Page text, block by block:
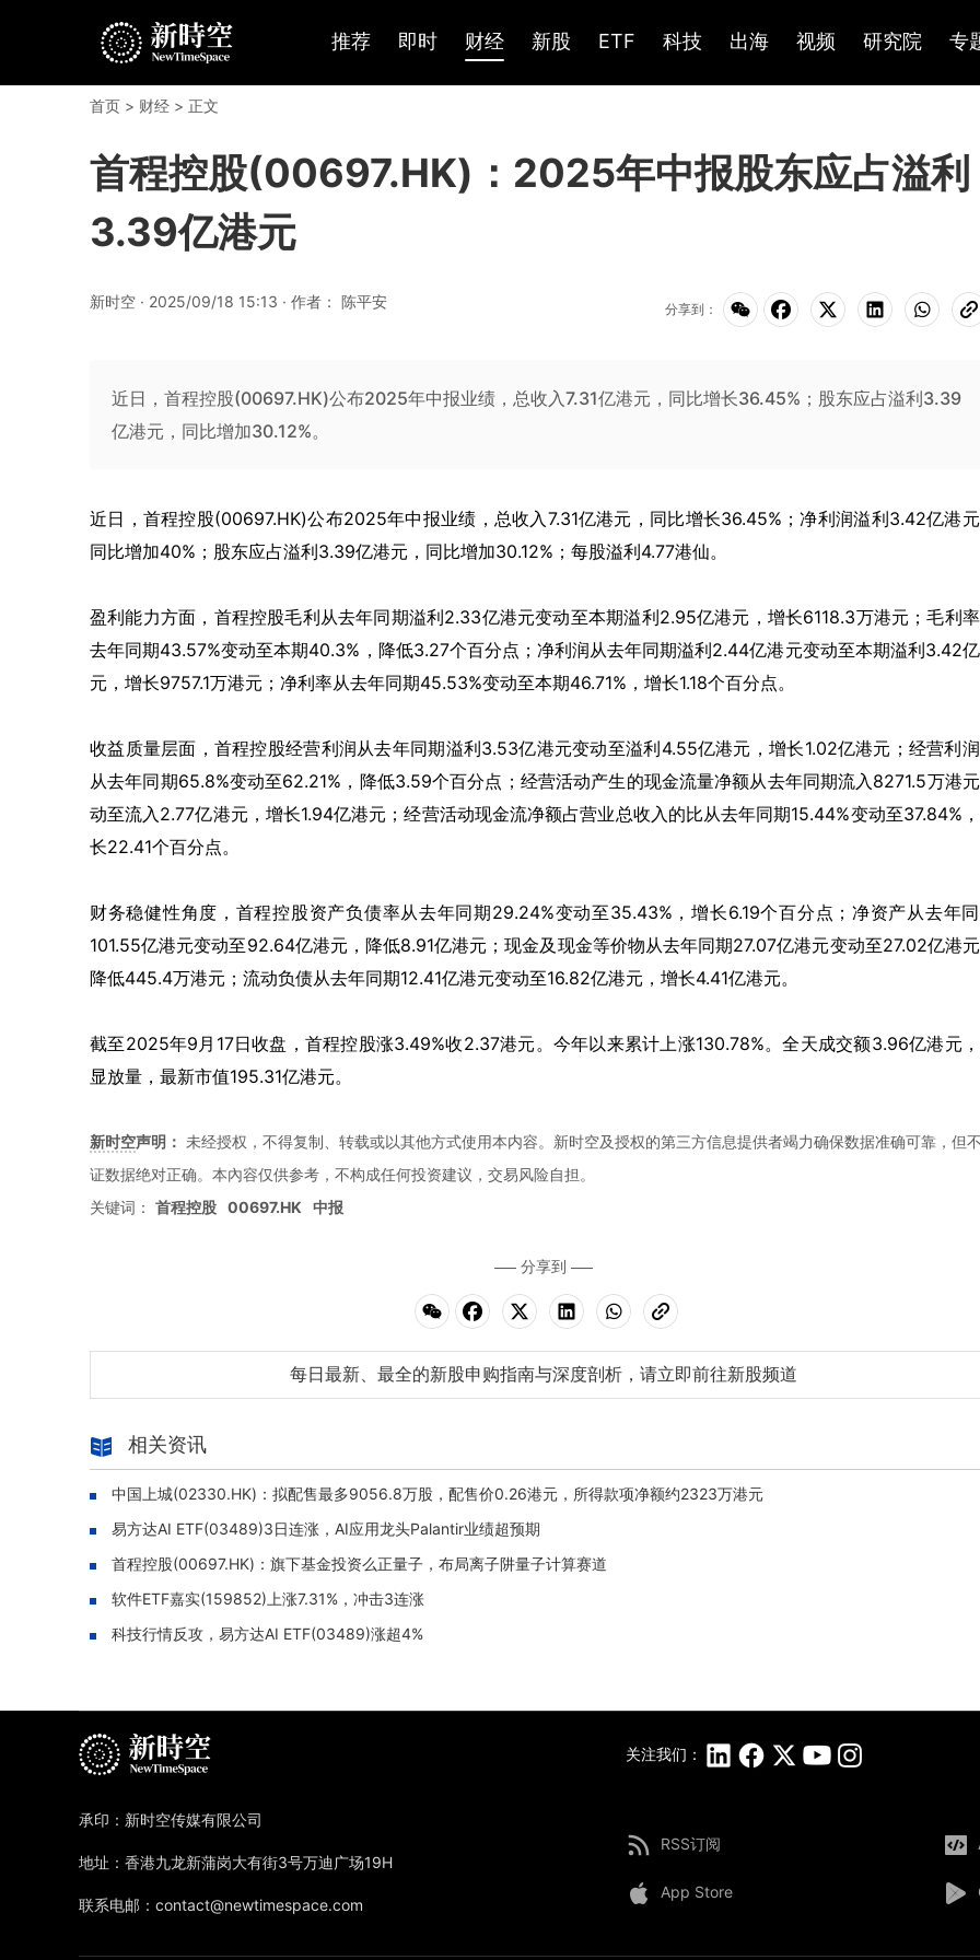
推荐 即时 财经 新股 ETF 科技 出海 视频 研究院 专
首页 > 财经 > 正文
首程控股(00697.HK)：2025年中报股东应占溢利
3.39亿港元
新时空 · 2025/09/18 15:13 · 作者： 陈平安 分享到：
近日，首程控股(00697.HK)公布2025年中报业绩，总收入7.31亿港元，同比增长36.45%；股东应占溢利3.39
亿港元，同比增加30.12%。
近日，首程控股(00697.HK)公布2025年中报业绩，总收入7.31亿港元，同比增长36.45%；净利润溢利3.42亿港
同比增加40%；股东应占溢利3.39亿港元，同比增加30.12%；每股溢利4.77港仙。
盈利能力方面，首程控股毛利从去年同期溢利2.33亿港元变动至本期溢利2.95亿港元，增长6118.3万港元；毛利
去年同期43.57%变动至本期40.3% ，降低3.27个百分点；净利润从去年同期溢利2.44亿港元变动至本期溢利3.42
元，增长9757.1万港元；净利率从去年同期45.53%变动至本期46.71% ，增长1.18个百分点。
收益质量层面，首程控股经营利润从去年同期溢利3.53亿港元变动至溢利4.55亿港元，增长1.02亿港元；经营利
从去年同期65.8%变动至62.21% ，降低3.59个百分点；经营活动产生的现金流量净额从去年同期流入8271.5万港
动至流入2.77亿港元，增长1.94亿港元；经营活动现金流净额占营业总收入的比从去年同期15.44%变动至37.84%
长22.41个百分点。
财务稳健性角度，首程控股资产负债率从去年同期29.24%变动至35.43% ，增长6.19个百分点；净资产从去年
101.55亿港元变动至92.64亿港元，降低8.91亿港元；现金及现金等价物从去年同期27.07亿港元变动至27.02亿港
降低445.4万港元；流动负债从去年同期12.41亿港元变动至16.82亿港元，增长4.41亿港元。
截至2025年9月 17日收盘，首程控股涨3.49%收2.37港元。今年以来累计上涨130.78%。全天成交额3.96亿港元
显放量，最新市值195.31亿港元。
新时空声明： 未经授权，不得复制、转载或以其他方式使用本内容。新时空及授权的第三方信息提供者竭力确保数据准确可靠，但
证数据绝对正确。本內容仅供参考，不构成任何投资建议，交易风险自担。
关键词： 首程控股 00697.HK 中报
分享到
每日最新、最全的新股申购指南与深度剖析，请立即前往新股频道
相关资讯
中国上城(02330.HK)：拟配售最多9056.8万股，配售价0.26港元，所得款项净额约2323万港元
易方达AI ETF(03489)3日连涨，AI应用龙头Palantir业绩超预期
首程控股(00697.HK)：旗下基金投资么正量子，布局离子阱量子计算赛道
软件ETF嘉实(159852)上涨7.31%，冲击3连涨
科技行情反攻，易方达AI ETF(03489)涨超4%
关注我们：
RSS订阅
App Store
承印：新时空传媒有限公司
地址：香港九龙新蒲岗大有街3号万迪广场19H
联系电邮：contact@newtimespace.com